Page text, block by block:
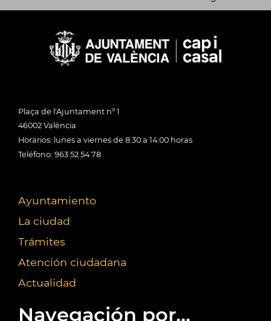
Plaça de l'Ajuntament nº 1
46002 València
Horarios: lunes a viernes de 8:30 a 14:00 horas
Teléfono: 963 52 54 78
Ayuntamiento
La ciudad
Trámites
Atención ciudadana
Actualidad
Navegación por...